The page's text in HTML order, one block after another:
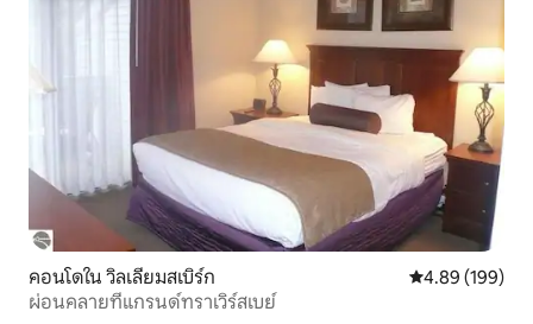
คอนโดใน วิลเลียมสเบิร์ก คะแนนเฉลี่ย
4.89 (199)
ผ่อนคลายที่แกรนด์ทราเวิร์สเบย์